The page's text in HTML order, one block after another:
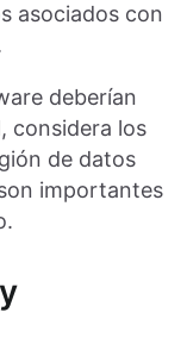
asociados con
deberían
considera los
de datos
importantes